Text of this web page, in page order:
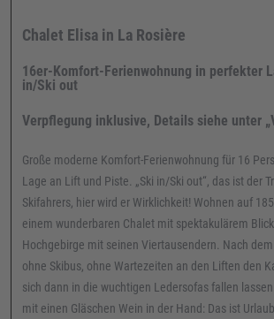
Chalet Elisa in La Rosière
16er-Komfort-Ferienwohnung in perfekter
in/Ski out
Verpflegung inklusive, Details siehe unter
Große moderne Komfort-Ferienwohnung für 16
Lage an Lift und Piste. „Ski in/Ski out“, das ist der
Skifahrers, hier wird er Wirklichkeit! Wohnen auf
einem wunderbaren Chalet mit spektakulärem
Hochgebirge mit seinen Viertausendern. Nach
ohne Skibus, ohne Wartezeiten an den Liften den
sich dann in die wuchtigen Ledersofas fallen
mit einen Gläschen Wein in der Hand: Das ist